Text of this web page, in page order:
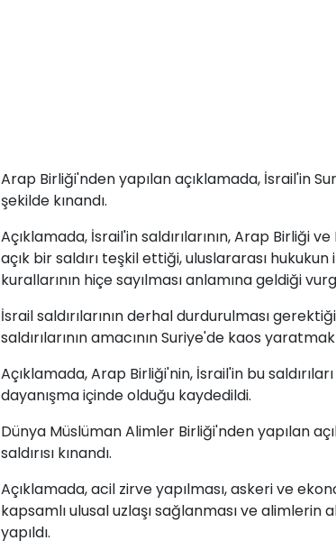
Arap Birliği'nden yapılan açıklamada, İsrail'in
şekilde kınandı.
Açıklamada, İsrail'in saldırılarının, Arap Birliği
açık bir saldırı teşkil ettiği, uluslararası
kurallarının hiçe sayılması anlamına geldiği
İsrail saldırılarının derhal durdurulması
saldırılarının amacının Suriye'de kaos
Açıklamada, Arap Birliği'nin, İsrail'in bu
dayanışma içinde olduğu kaydedildi.
Dünya Müslüman Alimler Birliği'nden yapılan
saldırısı kınandı.
Açıklamada, acil zirve yapılması, askeri ve
kapsamlı ulusal uzlaşı sağlanması ve alimlerin
yapıldı.